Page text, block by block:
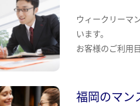
ウィークリーマ
います。
お客様のご利用
福岡のマン